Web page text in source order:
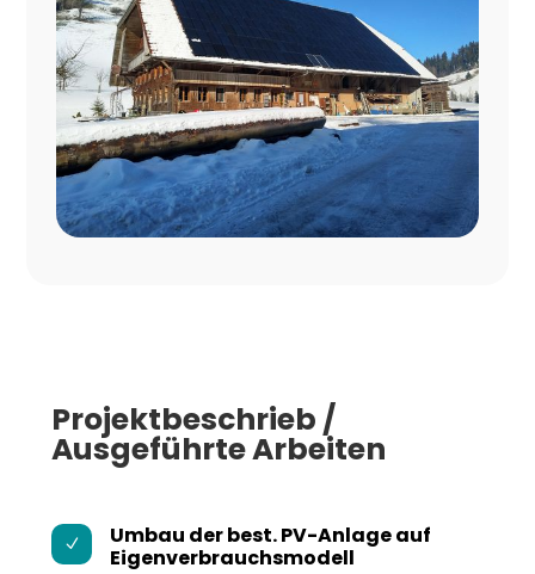
Projektbeschrieb /
Ausgeführte Arbeiten
N
Umbau der best. PV-Anlage auf
Eigenverbrauchsmodell